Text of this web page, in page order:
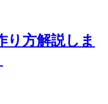
り方解説しま